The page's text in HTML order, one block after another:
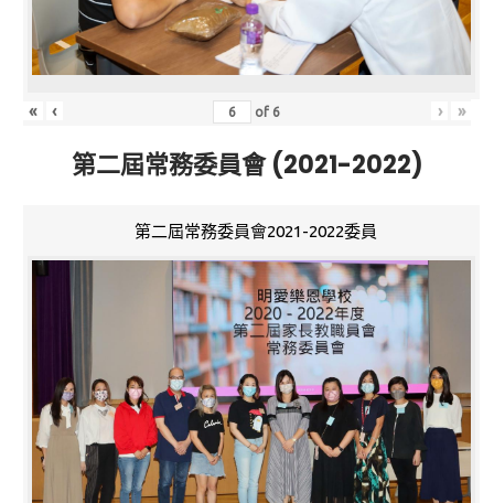
« ‹ of 6 › »
第二屆常務委員會 (2021-2022)
第二屆常務委員會2021-2022委員